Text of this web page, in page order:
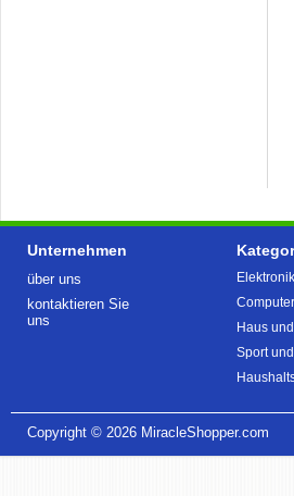
Unternehmen
über uns
kontaktieren Sie
uns
Elektronik
Haus
Sport
Copyright © 2026 MiracleShopper.com